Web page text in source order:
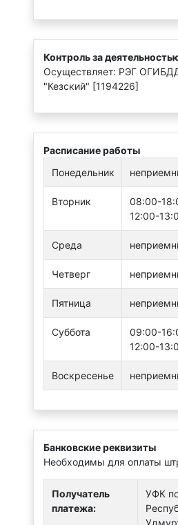
Контроль за
Осуществляет: РЭГ
"Кезский" [1194226]
Расписание работы
Понедельник
Вторник
08:00-
12:00-
Среда
Четверг
Пятница
Суббота
09:00-
12:00-
Воскресенье
Банковские реквизиты
Необходимы для оплаты
Получатель
платежа:
УФК